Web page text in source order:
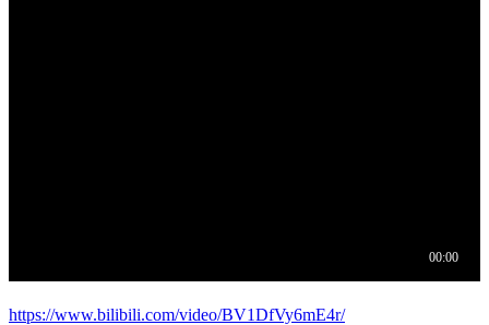
https://www.bilibili.com/video/BV1DfVy6mE4r/